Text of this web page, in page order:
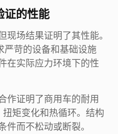
证的性能
场结果证明了其性能。
严苛的设备和基础设施
在实际应力环境下的性
作证明了商用车的耐用
矩变化和热循环。结构
件而不松动或断裂。